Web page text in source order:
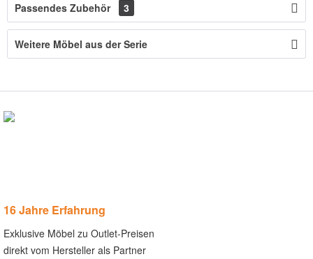
Passendes Zubehör 3
Weitere Möbel aus der Serie
16 Jahre Erfahrung
Exklusive Möbel zu Outlet-Preisen
direkt vom Hersteller als Partner